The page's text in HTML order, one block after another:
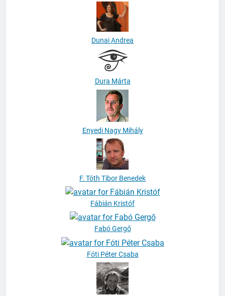
Dunai Andrea
Dura Márta
Enyedi Nagy Mihály
F. Tóth Tibor Benedek
Fábián Kristóf
Fabó Gergő
Fóti Péter Csaba